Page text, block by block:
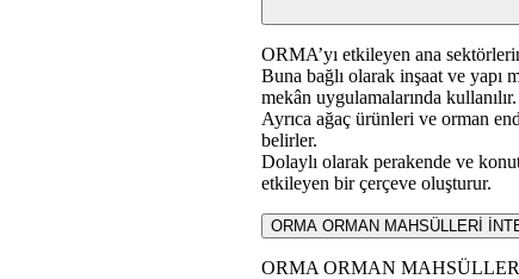
ORMA’yı etkileyen ana
Buna bağlı olarak inşaat ve yapı
mekân uygulamalarında kullanılır.
Ayrıca ağaç ürünleri ve orman
belirler.
Dolaylı olarak perakende ve
etkileyen bir çerçeve oluşturur.
ORMA ORMAN MAHSÜLLERİ
ORMA ORMAN MAHSÜLLERİ